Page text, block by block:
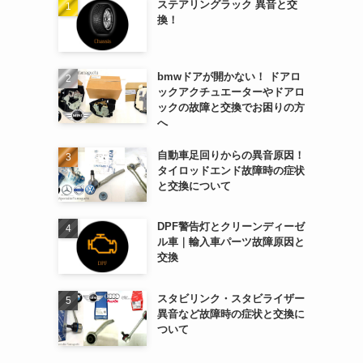
ステアリングラック 異音と交
換！
bmwドアが開かない！ ドアロ
ックアクチュエーターやドアロ
ックの故障と交換でお困りの方
へ
自動車足回りからの異音原因！
タイロッドエンド故障時の症状
と交換について
DPF警告灯とクリーンディーゼ
ル車｜輸入車パーツ故障原因と
交換
スタビリンク・スタビライザー
異音など故障時の症状と交換に
ついて